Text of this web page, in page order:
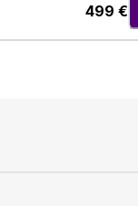
499 €